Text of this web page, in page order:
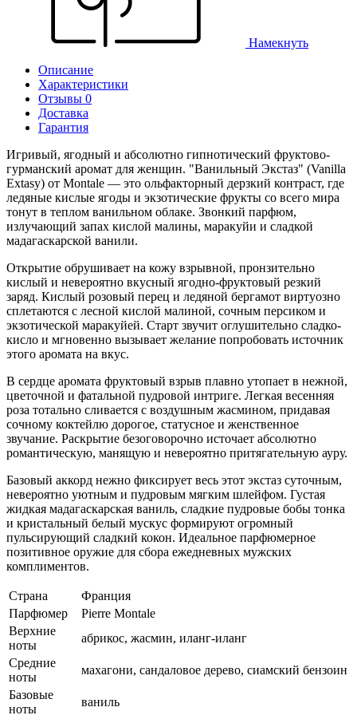
Намекнуть
Описание
Характеристики
Отзывы 0
Доставка
Гарантия
Игривый, ягодный и абсолютно гипнотический фруктово-
гурманский аромат для женщин. "Ванильный Экстаз" (Vanilla
Extasy) от Montale — это ольфакторный дерзкий контраст, где
ледяные кислые ягоды и экзотические фрукты со всего мира
тонут в теплом ванильном облаке. Звонкий парфюм,
излучающий запах кислой малины, маракуйи и сладкой
мадагаскарской ванили.
Открытие обрушивает на кожу взрывной, пронзительно
кислый и невероятно вкусный ягодно-фруктовый резкий
заряд. Кислый розовый перец и ледяной бергамот виртуозно
сплетаются с лесной кислой малиной, сочным персиком и
экзотической маракуйей. Старт звучит оглушительно сладко-
кисло и мгновенно вызывает желание попробовать источник
этого аромата на вкус.
В сердце аромата фруктовый взрыв плавно утопает в нежной,
цветочной и фатальной пудровой интриге. Легкая весенняя
роза тотально сливается с воздушным жасмином, придавая
сочному коктейлю дорогое, статусное и женственное
звучание. Раскрытие безоговорочно источает абсолютно
романтическую, манящую и невероятно притягательную ауру.
Базовый аккорд нежно фиксирует весь этот экстаз суточным,
невероятно уютным и пудровым мягким шлейфом. Густая
жидкая мадагаскарская ваниль, сладкие пудровые бобы тонка
и кристальный белый мускус формируют огромный
пульсирующий сладкий кокон. Идеальное парфюмерное
позитивное оружие для сбора ежедневных мужских
комплиментов.
Страна
Франция
Парфюмер
Pierre Montale
Верхние
ноты
абрикос, жасмин, иланг-иланг
Средние
ноты
махагони, сандаловое дерево, сиамский бензоин
Базовые
ноты
ваниль